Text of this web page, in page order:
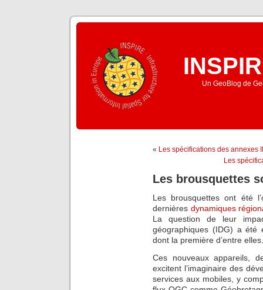
Un GeoBlog de
« Les spécifications des annexes
Les
Les brousquettes
Les brousquettes ont été
dernières dynamiques
La question de leur
géographiques (IDG) a été
dont la première d’entre elles.
Ces nouveaux appareils,
excitent l’imaginaire des
services aux mobiles, y